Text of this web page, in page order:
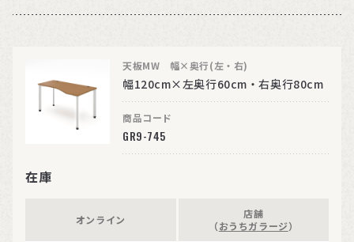
天板MW 幅×奥行(左・右)
幅120cm×左奥行60cm・右奥行80cm
商品コード
GR9-745
在庫
オンライン
店舗
（おうちガラージ）